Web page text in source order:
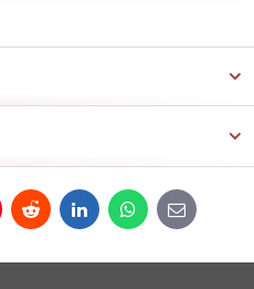
RedditLinkedInWhatsApp
E-
mail